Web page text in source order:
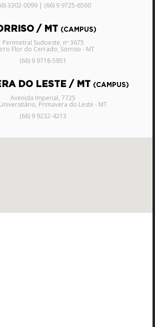
3302-0099 | (66) 9 9725-6560
/ MT (CAMPUS)
Perimetral Sudoeste, nº 3675
Flor do Cerrado, Sorriso - MT
(66) 9 9718-5851
DO LESTE / MT (CAMPUS)
Avenida Imperial, 7725
Primavera do Leste - MT
(66) 9 9232-4213